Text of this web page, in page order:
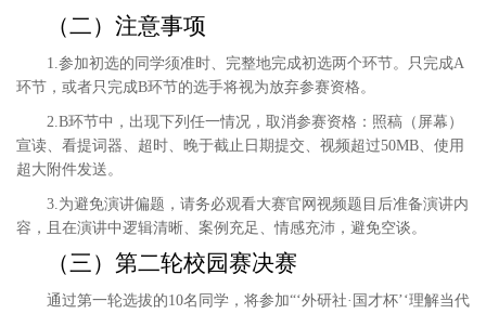
（二）注意事项
1 参加初选的同学须准时、完整地完成初选两个环节。只完成A
环节，或者只完成B环节的选手将视为放弃参赛资格。
2 B环节中，出现下列任一情况，取消参赛资格：照稿（屏幕）
宣读、看提词器、超时、晚于截止日期提交、视频超过50MB 、使用
超大附件发送。
3 为避免演讲偏题，请务必观看大赛官网视频题目后准备演讲内
容，且在演讲中逻辑清晰、案例充足、情感充沛，避免空谈。
（三）第二轮校园赛决赛
通过第一轮选拔的10名同学，将参加“‘外研社·国才杯’‘理解当代